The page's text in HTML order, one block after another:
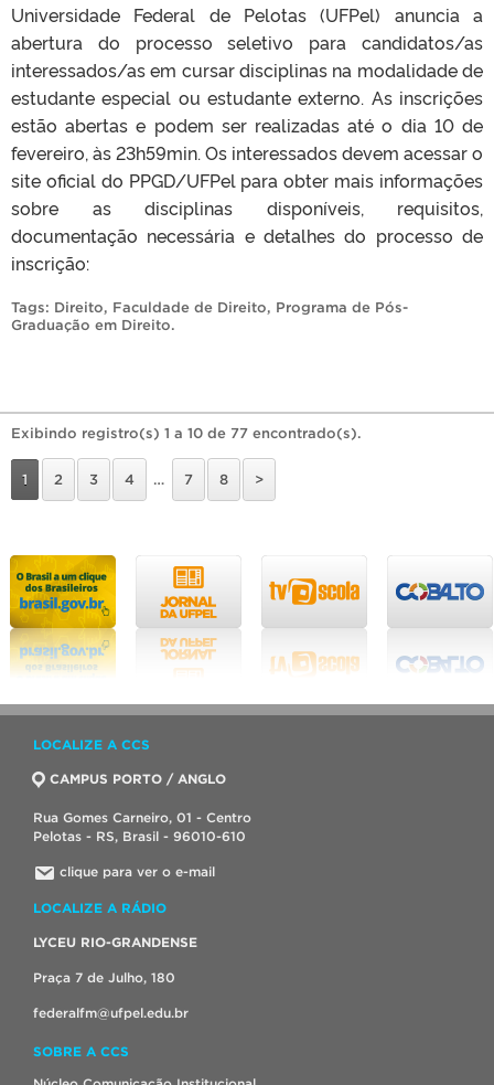
Universidade Federal de Pelotas (UFPel) anuncia a
abertura do processo seletivo para candidatos/as
interessados/as em cursar disciplinas na modalidade de
estudante especial ou estudante externo. As inscrições
estão abertas e podem ser realizadas até o dia 10 de
fevereiro, às 23h59min. Os interessados devem acessar o
site oficial do PPGD/UFPel para obter mais informações
sobre as disciplinas disponíveis, requisitos,
documentação necessária e detalhes do processo de
inscrição:
Tags: Direito, Faculdade de Direito, Programa de Pós-
Graduação em Direito.
Exibindo registro(s) 1 a 10 de 77 encontrado(s).
1 2 3 4 … 7 8 >
LOCALIZE A CCS
CAMPUS PORTO / ANGLO
Rua Gomes Carneiro, 01 - Centro
Pelotas - RS, Brasil - 96010-610
clique para ver o e-mail
LOCALIZE A RÁDIO
LYCEU RIO-GRANDENSE
Praça 7 de Julho, 180
federalfm@ufpel.edu.br
SOBRE A CCS